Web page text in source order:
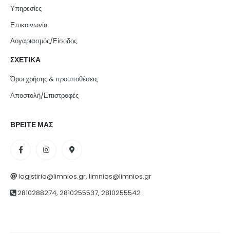
Υπηρεσίες
Επικοινωνία
Λογαριασμός/Είσοδος
ΣΧΕΤΙΚΑ
Όροι χρήσης & προυποθέσεις
Αποστολή/Επιστροφές
ΒΡΕΙΤΕ ΜΑΣ
logistirio@limnios.gr, limnios@limnios.gr
2810288274, 2810255537, 2810255542